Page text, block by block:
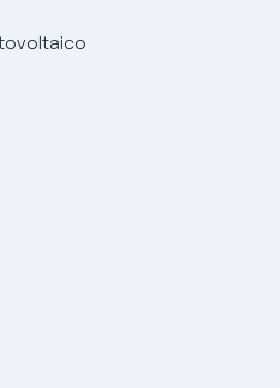
prodotti e servizi
prodotti e servizi
protezione dei dati